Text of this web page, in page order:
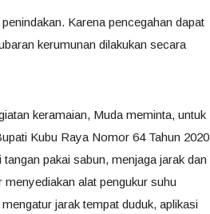
Karena pencegahan dapat
kerumunan dilakukan secara
keramaian, Muda meminta, untuk
Kubu Raya Nomor 64 Tahun 2020
pakai sabun, menjaga jarak dan
alat pengukur suhu
jarak tempat duduk, aplikasi